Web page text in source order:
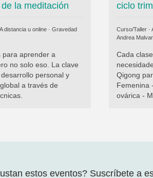
la meditación
distancia u online · Gravedad
para aprender a
no solo eso. La clave
personal y
a través de
ciclo
Curso/Taller ·
Andrea
Cada
Qigong
Femenina
ovárica -
estos eventos? Suscríbete a